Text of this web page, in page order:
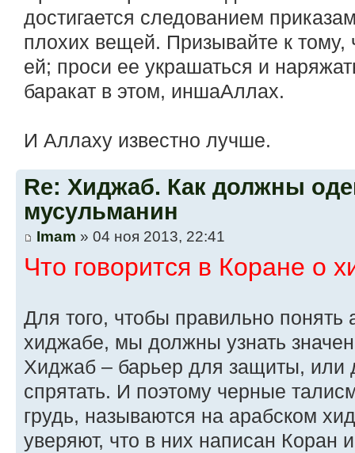
достигается следованием
плохих вещей. Призывайте к
ей; проси ее украшаться и
баракат в этом, иншаАллах.
И Аллаху известно лучше.
Re: Хиджаб. Как должны
мусульманин
Imam » 04 ноя 2013, 22:41
Что говорится в Коране о
Для того, чтобы правильно
хиджабе, мы должны узнать
Хиджаб – барьер для защиты, или
спрятать. И поэтому черные
грудь, называются на арабском
уверяют, что в них написан Коран